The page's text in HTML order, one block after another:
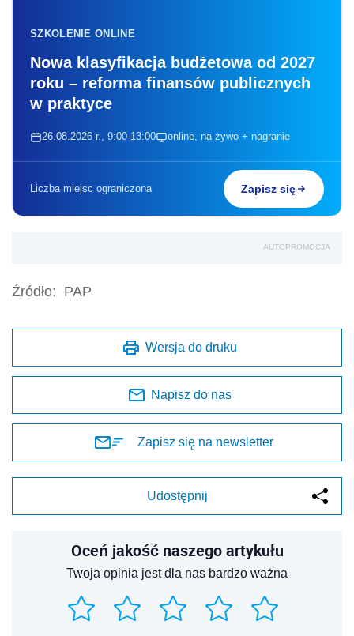
SZKOLENIE ONLINE
Nowa klasyfikacja budżetowa od 2027
roku – reforma finansów publicznych
w praktyce
26.08.2026 r., 9:00-13:00 online, na żywo + nagranie
Liczba miejsc ograniczona Zapisz się
AUTOPROMOCJA
Źródło: PAP
Wersja do druku
Napisz do nas
Zapisz się na newsletter
Udostępnij
Oceń jakość naszego artykułu
Twoja opinia jest dla nas bardzo ważna